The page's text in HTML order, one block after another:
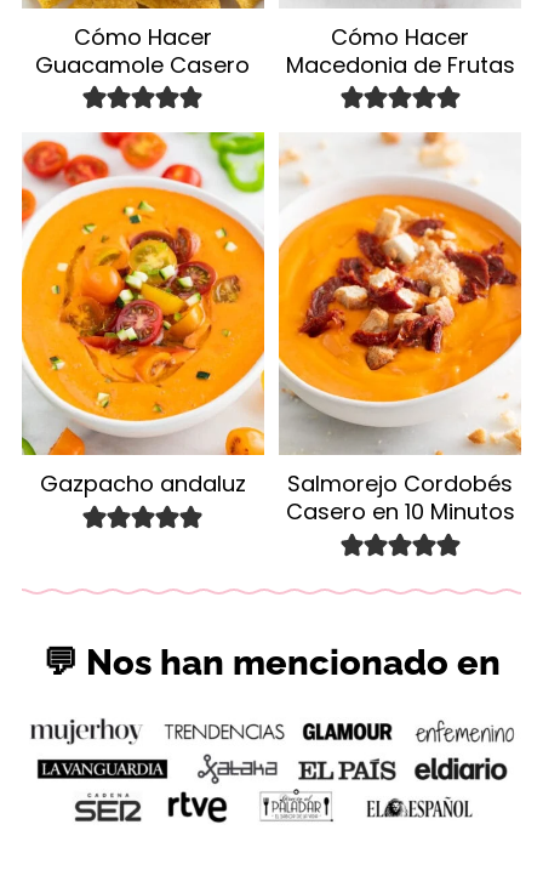
Cómo Hacer
Guacamole Casero
Cómo Hacer
Macedonia de Frutas
Gazpacho andaluz
Salmorejo Cordobés
Casero en 10 Minutos
💬 Nos han mencionado en